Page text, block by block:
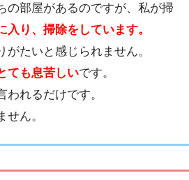
の部屋があるのですが、私が掃
り、掃除をしています。
たいと感じられません。
ても息苦しいです。
れるだけです。
ん。